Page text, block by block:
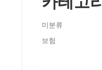
미분류
보험